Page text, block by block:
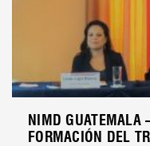
NIMD GUATEMALA
FORMACIÓN DEL